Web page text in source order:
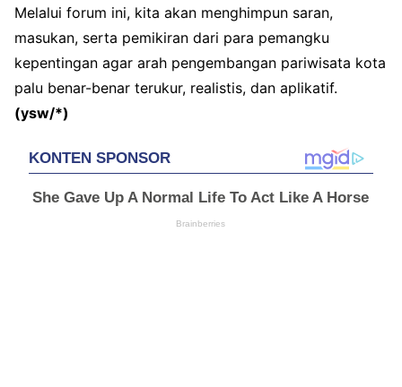
Melalui forum ini, kita akan menghimpun saran,
masukan, serta pemikiran dari para pemangku
kepentingan agar arah pengembangan pariwisata kota
palu benar-benar terukur, realistis, dan aplikatif.
(ysw/*)